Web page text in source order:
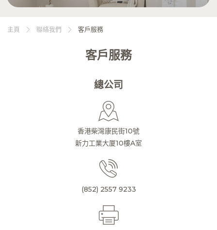
主頁 聯絡我們 客戶服務
客戶服務
總公司
香港柴灣康民街10號
新力工業大厦10樓A室
(852) 2557 9233